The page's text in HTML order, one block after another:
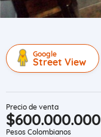
Google
Street View
Precio de venta
$600.000.000
Pesos Colombianos